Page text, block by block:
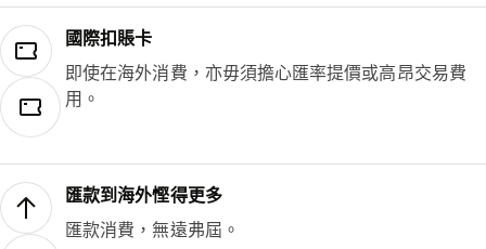
國際扣賬卡
即使在海外消費，亦毋須擔心匯率提價或高昂交易費
用。
匯款到海外慳得更多
匯款消費，無遠弗屆。